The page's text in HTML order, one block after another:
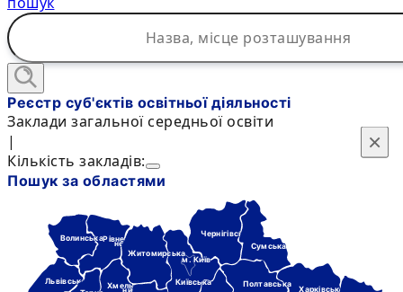
×
Реєстр суб'єктів освітньої діяльності
Заклади загальної середньої освіти
|
Кількість закладів:
Пошук за областями
Чернігівська
Харківська
Хмель- Київська
м. Київ
Львівська Полтавська
Рівне-
нська Сумська
Волинська
Житомирська
×